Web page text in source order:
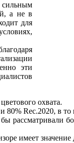
сильным
а не в
для
эти
охвата.
80% Rec.2020, в
рассматривали
имеет